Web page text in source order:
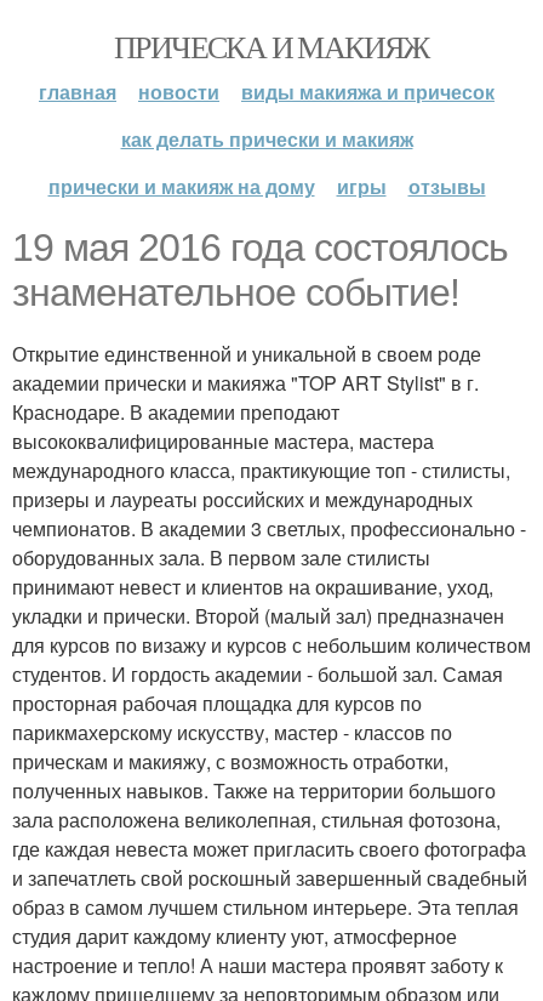
ПРИЧЕСКА И МАКИЯЖ
главная новости
виды макияжа и причесок
как делать прически и макияж
прически и макияж на дому
игры отзывы
19 мая 2016 года состоялось
знаменательное событие!
Открытие единственной и уникальной в своем роде
академии прически и макияжа "TOP ART Stylist" в г.
Краснодаре. В академии преподают
высококвалифицированные мастера, мастера
международного класса, практикующие топ - стилисты,
призеры и лауреаты российских и международных
чемпионатов. В академии 3 светлых, профессионально -
оборудованных зала. В первом зале стилисты
принимают невест и клиентов на окрашивание, уход,
укладки и прически. Второй (малый зал) предназначен
для курсов по визажу и курсов с небольшим количеством
студентов. И гордость академии - большой зал. Самая
просторная рабочая площадка для курсов по
парикмахерскому искусству, мастер - классов по
прическам и макияжу, с возможность отработки,
полученных навыков. Также на территории большого
зала расположена великолепная, стильная фотозона,
где каждая невеста может пригласить своего фотографа
и запечатлеть свой роскошный завершенный свадебный
образ в самом лучшем стильном интерьере. Эта теплая
студия дарит каждому клиенту уют, атмосферное
настроение и тепло! А наши мастера проявят заботу к
каждому пришедшему за неповторимым образом или